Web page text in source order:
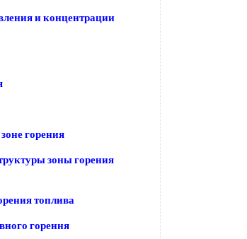
и концентрации
горения
зоны горения
топлива
горення